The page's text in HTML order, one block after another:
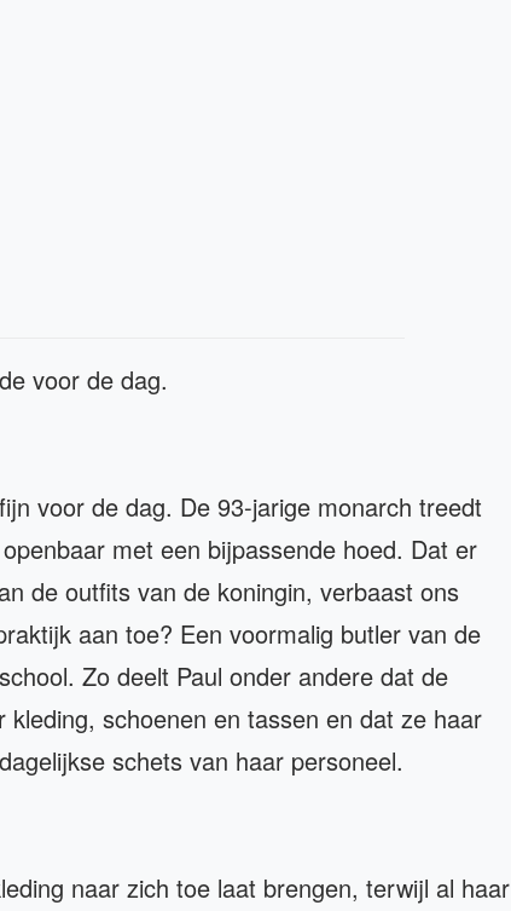
voor de dag.
voor de dag. De 93-jarige monarch treedt
met een bijpassende hoed. Dat er
de outfits van de koningin, verbaast ons
aan toe? Een voormalig butler van de
Zo deelt Paul onder andere dat de
schoenen en tassen en dat ze haar
schets van haar personeel.
naar zich toe laat brengen, terwijl al haar